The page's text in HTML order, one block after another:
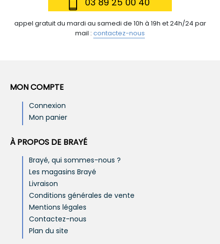
appel gratuit du mardi au samedi de 10h à 19h et 24h/24 par
mail : contactez-nous
MON COMPTE
Connexion
Mon panier
À PROPOS DE BRAYÉ
Brayé, qui sommes-nous ?
Les magasins Brayé
Livraison
Conditions générales de vente
Mentions légales
Contactez-nous
Plan du site